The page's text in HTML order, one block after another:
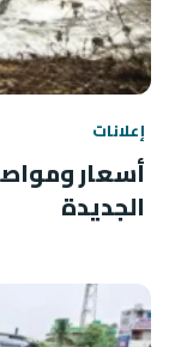
إعلانات
أسعار
الجديدة